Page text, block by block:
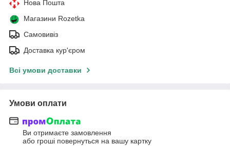
Нова Пошта
Магазини Rozetka
Самовивіз
Доставка кур'єром
Всі умови доставки
Умови оплати
Ви отримаєте замовлення
або гроші повернуться на вашу картку